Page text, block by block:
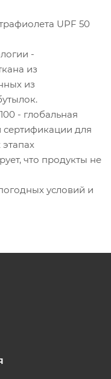
UPF 50
-
из
из
- глобальная
сертификации для
что продукты не
условий и